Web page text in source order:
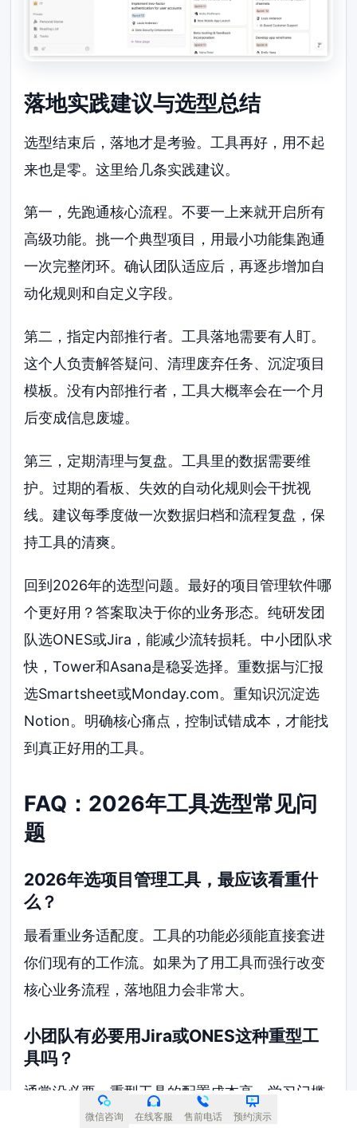
落地实践建议与选型总结
选型结束后，落地才是考验。工具再好，用不起
来也是零。这里给几条实践建议。
第一，先跑通核心流程。不要一上来就开启所有
高级功能。挑一个典型项目，用最小功能集跑通
一次完整闭环。确认团队适应后，再逐步增加自
动化规则和自定义字段。
第二，指定内部推行者。工具落地需要有人盯。
这个人负责解答疑问、清理废弃任务、沉淀项目
模板。没有内部推行者，工具大概率会在一个月
后变成信息废墟。
第三，定期清理与复盘。工具里的数据需要维
护。过期的看板、失效的自动化规则会干扰视
线。建议每季度做一次数据归档和流程复盘，保
持工具的清爽。
回到2026年的选型问题。最好的项目管理软件哪
个更好用？答案取决于你的业务形态。纯研发团
队选ONES或Jira，能减少流转损耗。中小团队求
快，Tower和Asana是稳妥选择。重数据与汇报
选Smartsheet或Monday.com。重知识沉淀选
Notion。明确核心痛点，控制试错成本，才能找
到真正好用的工具。
FAQ：2026年工具选型常见问
题
2026年选项目管理工具，最应该看重什
么？
最看重业务适配度。工具的功能必须能直接套进
你们现有的工作流。如果为了用工具而强行改变
核心业务流程，落地阻力会非常大。
小团队有必要用Jira或ONES这种重型工
具吗？
通常没必要。重型工具的配置成本高，学习门槛
也高。小团队如果任务流转不复杂，用Tower或
微信咨询 在线客服 售前电话 预约演示